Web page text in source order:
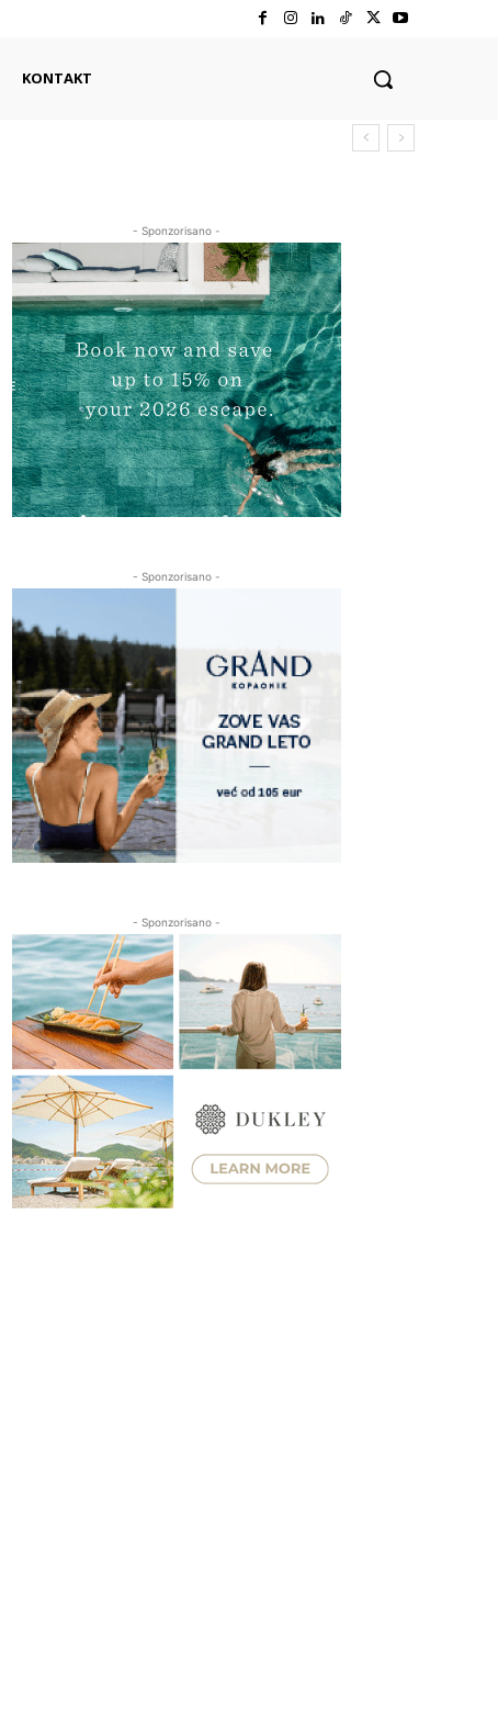
KONTAKT
- Sponzorisano -
- Sponzorisano -
- Sponzorisano -